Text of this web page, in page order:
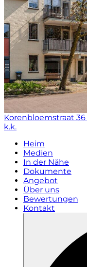
Korenbloemstraat 36
k.k.
Heim
Medien
In der Nähe
Dokumente
Angebot
Über uns
Bewertungen
Kontakt